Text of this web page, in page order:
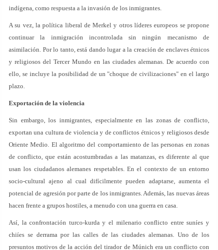
indígena, como respuesta a la invasión de los inmigrantes.
A su vez, la política liberal de Merkel y otros líderes europeos se propone
continuar la inmigración incontrolada sin ningún mecanismo de
asimilación. Por lo tanto, está dando lugar a la creación de enclaves étnicos
y religiosos del Tercer Mundo en las ciudades alemanas. De acuerdo con
ello, se incluye la posibilidad de un "choque de civilizaciones" en el largo
plazo.
Exportación de la violencia
Sin embargo, los inmigrantes, especialmente en las zonas de conflicto,
exportan una cultura de violencia y de conflictos étnicos y religiosos desde
Oriente Medio. El algoritmo del comportamiento de las personas en zonas
de conflicto, que están acostumbradas a las matanzas, es diferente al que
usan los ciudadanos alemanes respetables. En el contexto de un entorno
socio-cultural ajeno al cual difícilmente pueden adaptarse, aumenta el
potencial de agresión por parte de los inmigrantes. Además, las nuevas áreas
hacen frente a grupos hostiles, a menudo con una guerra en casa.
Así, la confrontación turco-kurda y el milenario conflicto entre suníes y
chiíes se derrama por las calles de las ciudades alemanas. Uno de los
presuntos motivos de la acción del tirador de Múnich era un conflicto con